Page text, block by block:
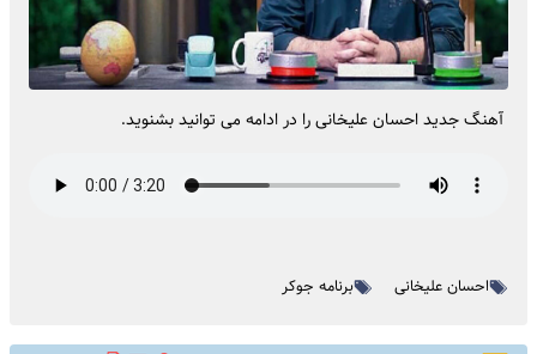
آهنگ جدید احسان علیخانی را در ادامه می توانید بشنوید.
احسان علیخانی برنامه جوکر